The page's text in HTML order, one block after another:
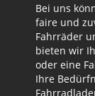
Bei uns
faire und
Fahrräder
bieten wir
oder eine
Ihre